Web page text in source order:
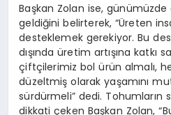
Başkan Zolan ise, günümüzde
geldiğini belirterek, “Üreten
desteklemek gerekiyor. Bu
dışında üretim artışına katkı
çiftçilerimiz bol ürün almalı,
düzeltmiş olarak yaşamını
sürdürmeli” dedi. Tohumların
dikkati çeken Başkan Zolan,